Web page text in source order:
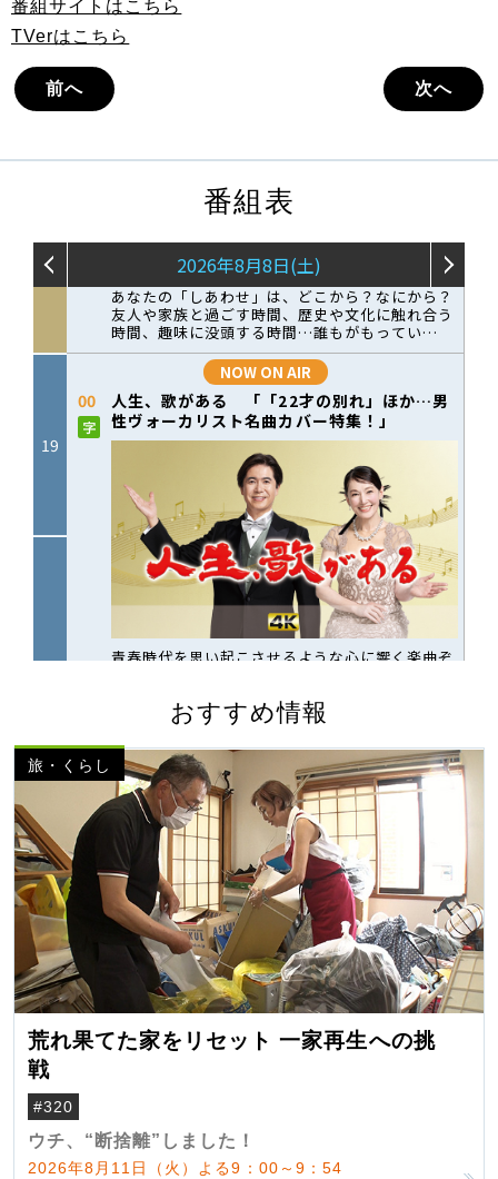
番組サイトはこちら
TVerはこちら
前へ 次へ
番組表
おすすめ情報
旅・くらし
荒れ果てた家をリセット 一家再生への挑
戦
#320
ウチ、“断捨離”しました！
2026年8月11日（火）よる9：00～9：54